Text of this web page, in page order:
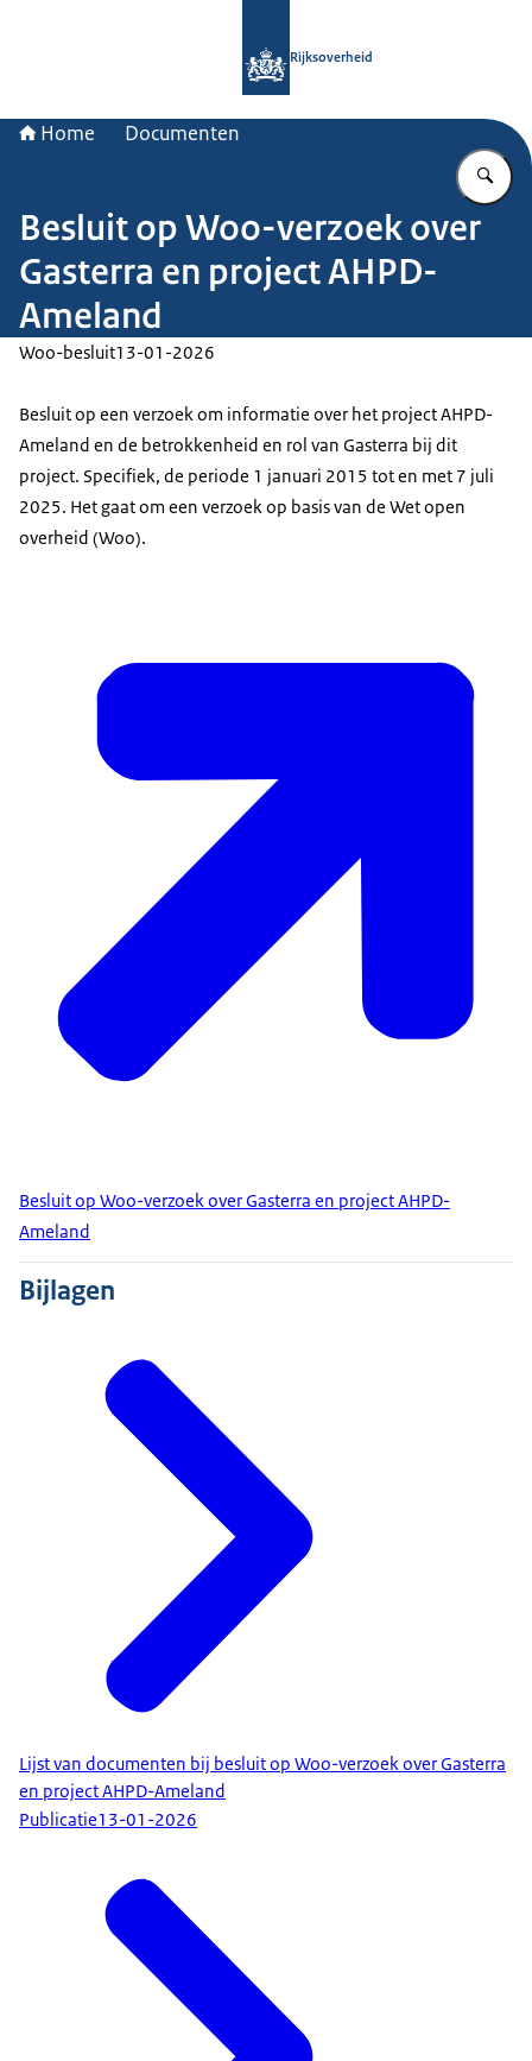
Rijksoverheid
Home Documenten
Besluit op Woo-verzoek over
Gasterra en project AHPD-
Ameland
Woo-besluit13-01-2026
Besluit op een verzoek om informatie over het project AHPD-
Ameland en de betrokkenheid en rol van Gasterra bij dit
project. Specifiek, de periode 1 januari 2015 tot en met 7 juli
2025. Het gaat om een verzoek op basis van de Wet open
overheid (Woo).
Besluit op Woo-verzoek over Gasterra en project AHPD-
Ameland
Bijlagen
Lijst van documenten bij besluit op Woo-verzoek over Gasterra
en project AHPD-Ameland
Publicatie13-01-2026